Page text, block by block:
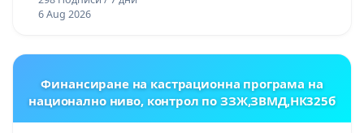
и качествено образование на учениците от
ОУ „Княз Александър I“ и Хуманитарна
6 Aug 2026
Финансиране на кастрационна програма на
национално ниво, контрол по ЗЗЖ,ЗВМД,НК325б